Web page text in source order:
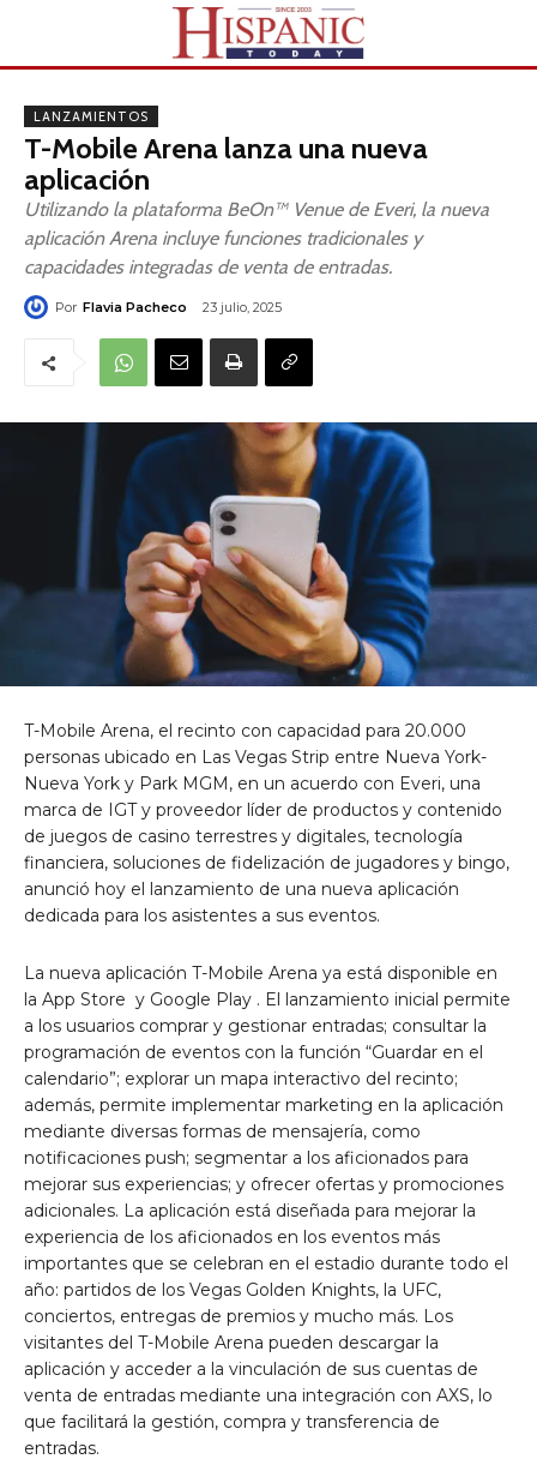
LANZAMIENTOS
T-Mobile Arena lanza una nueva
aplicación
Utilizando la plataforma BeOn™ Venue de Everi, la nueva
aplicación Arena incluye funciones tradicionales y
capacidades integradas de venta de entradas.
Por Flavia Pacheco 23 julio, 2025
T-Mobile Arena, el recinto con capacidad para 20.000
personas ubicado en Las Vegas Strip entre Nueva York-
Nueva York y Park MGM, en un acuerdo con Everi, una
marca de IGT y proveedor líder de productos y contenido
de juegos de casino terrestres y digitales, tecnología
financiera, soluciones de fidelización de jugadores y bingo,
anunció hoy el lanzamiento de una nueva aplicación
dedicada para los asistentes a sus eventos.
La nueva aplicación T-Mobile Arena ya está disponible en
la App Store y Google Play . El lanzamiento inicial permite
a los usuarios comprar y gestionar entradas; consultar la
programación de eventos con la función “Guardar en el
calendario”; explorar un mapa interactivo del recinto;
además, permite implementar marketing en la aplicación
mediante diversas formas de mensajería, como
notificaciones push; segmentar a los aficionados para
mejorar sus experiencias; y ofrecer ofertas y promociones
adicionales. La aplicación está diseñada para mejorar la
experiencia de los aficionados en los eventos más
importantes que se celebran en el estadio durante todo el
año: partidos de los Vegas Golden Knights, la UFC,
conciertos, entregas de premios y mucho más. Los
visitantes del T-Mobile Arena pueden descargar la
aplicación y acceder a la vinculación de sus cuentas de
venta de entradas mediante una integración con AXS, lo
que facilitará la gestión, compra y transferencia de
entradas.